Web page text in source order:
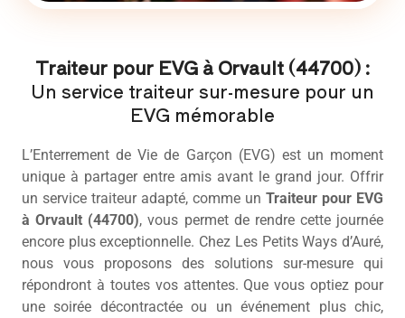
Traiteur pour EVG à Orvault (44700) :
Un service traiteur sur-mesure pour un
EVG mémorable
L’Enterrement de Vie de Garçon (EVG) est un moment
unique à partager entre amis avant le grand jour. Offrir
un service traiteur adapté, comme un Traiteur pour EVG
à Orvault (44700), vous permet de rendre cette journée
encore plus exceptionnelle. Chez Les Petits Ways d’Auré,
nous vous proposons des solutions sur-mesure qui
répondront à toutes vos attentes. Que vous optiez pour
une soirée décontractée ou un événement plus chic,